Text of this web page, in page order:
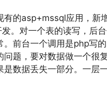
有的asp+mssql应用，新
。对一个表的读写，后
。前台一个调用是php写
问题，要对数据做一个很
是数据丢失一部分。一层